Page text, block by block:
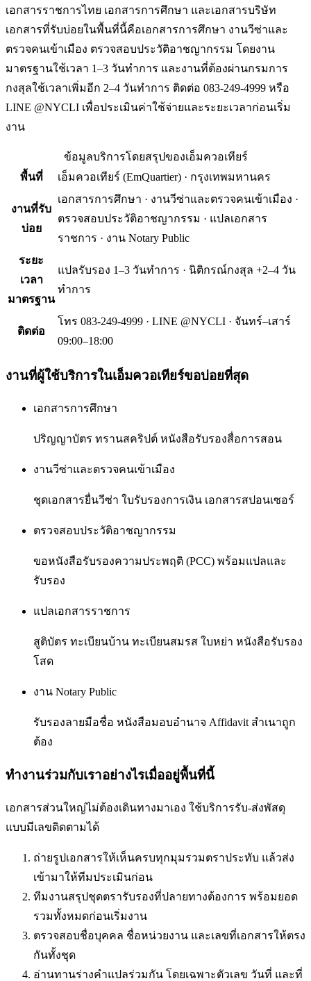
เอกสารราชการไทย เอกสารการศึกษา และเอกสารบริษัท
เอกสารที่รับบ่อยในพื้นที่นี้คือเอกสารการศึกษา งานวีซ่าและ
ตรวจคนเข้าเมือง ตรวจสอบประวัติอาชญากรรม โดยงาน
มาตรฐานใช้เวลา 1–3 วันทำการ และงานที่ต้องผ่านกรมการ
กงสุลใช้เวลาเพิ่มอีก 2–4 วันทำการ ติดต่อ 083-249-4999 หรือ
LINE @NYCLI เพื่อประเมินค่าใช้จ่ายและระยะเวลาก่อนเริ่ม
งาน
ข้อมูลบริการโดยสรุปของเอ็มควอเทียร์
พื้นที่
เอ็มควอเทียร์ (EmQuartier) · กรุงเทพมหานคร
งานที่รับ
บ่อย
เอกสารการศึกษา · งานวีซ่าและตรวจคนเข้าเมือง ·
ตรวจสอบประวัติอาชญากรรม · แปลเอกสาร
ราชการ · งาน Notary Public
ระยะ
เวลา
มาตรฐาน
แปลรับรอง 1–3 วันทำการ · นิติกรณ์กงสุล +2–4 วัน
ทำการ
ติดต่อ
โทร 083-249-4999 · LINE @NYCLI · จันทร์–เสาร์
09:00–18:00
งานที่ผู้ใช้บริการในเอ็มควอเทียร์ขอบ่อยที่สุด
เอกสารการศึกษา
ปริญญาบัตร ทรานสคริปต์ หนังสือรับรองสื่อการสอน
งานวีซ่าและตรวจคนเข้าเมือง
ชุดเอกสารยื่นวีซ่า ใบรับรองการเงิน เอกสารสปอนเซอร์
ตรวจสอบประวัติอาชญากรรม
ขอหนังสือรับรองความประพฤติ (PCC) พร้อมแปลและ
รับรอง
แปลเอกสารราชการ
สูติบัตร ทะเบียนบ้าน ทะเบียนสมรส ใบหย่า หนังสือรับรอง
โสด
งาน Notary Public
รับรองลายมือชื่อ หนังสือมอบอำนาจ Affidavit สำเนาถูก
ต้อง
ทำงานร่วมกับเราอย่างไรเมื่ออยู่พื้นที่นี้
เอกสารส่วนใหญ่ไม่ต้องเดินทางมาเอง ใช้บริการรับ-ส่งพัสดุ
แบบมีเลขติดตามได้
ถ่ายรูปเอกสารให้เห็นครบทุกมุมรวมตราประทับ แล้วส่ง
เข้ามาให้ทีมประเมินก่อน
ทีมงานสรุปชุดตรารับรองที่ปลายทางต้องการ พร้อมยอด
รวมทั้งหมดก่อนเริ่มงาน
ตรวจสอบชื่อบุคคล ชื่อหน่วยงาน และเลขที่เอกสารให้ตรง
กันทั้งชุด
อ่านทานร่างคำแปลร่วมกัน โดยเฉพาะตัวเลข วันที่ และที่